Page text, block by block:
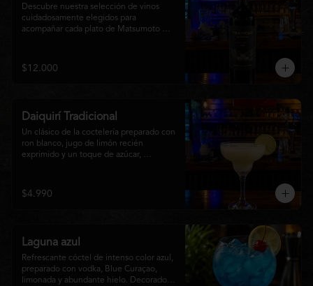
Descubre nuestra selección de vinos
cuidadosamente elegidos para
acompañar cada plato de Matsumoto
$12.000
Daiquirí Tradicional
Un clásico de la coctelería preparado con
ron blanco, jugo de limón recién
exprimido y un toque de azúcar,
cóctel equilibrado, de notas cítricas y
sabor intenso, perfecto para disfrutar en
$4.990
Laguna azul
Refrescante cóctel de intenso color azul,
preparado con vodka, Blue Curaçao,
limonada y abundante hielo. Decorado